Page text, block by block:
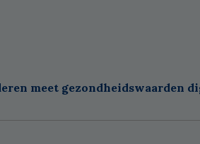
meet gezondheidswaarden